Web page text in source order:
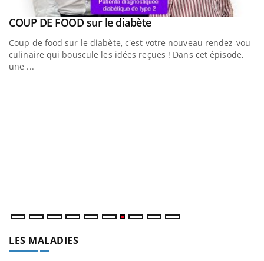
Youtube
COUP DE FOOD sur le diabèteYoutube
Coup de food sur le diabète, c'est votre nouveau rendez-vous
culinaire qui bouscule les idées reçues ! Dans cet épisode,
une ...
LES MALADIES